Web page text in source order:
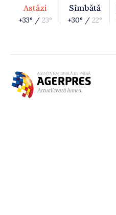
Astăzi
+33° / 23°
Sîmbătă
+30° / 22°